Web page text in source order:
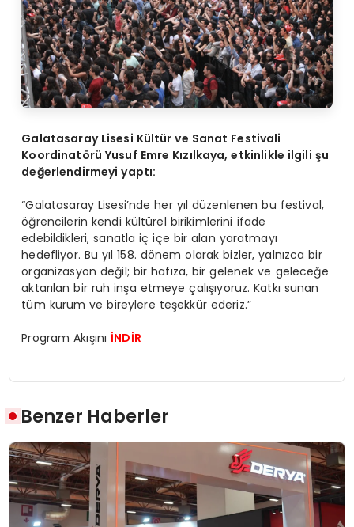
Galatasaray Lisesi Kültür ve Sanat Festivali
Koordinatörü Yusuf Emre Kızılkaya, etkinlikle ilgili şu
değerlendirmeyi yaptı:
“Galatasaray Lisesi’nde her yıl düzenlenen bu festival,
öğrencilerin kendi kültürel birikimlerini ifade
edebildikleri, sanatla iç içe bir alan yaratmayı
hedefliyor. Bu yıl 158. dönem olarak bizler, yalnızca bir
organizasyon değil; bir hafıza, bir gelenek ve geleceğe
aktarılan bir ruh inşa etmeye çalışıyoruz. Katkı sunan
tüm kurum ve bireylere teşekkür ederiz.”
Program Akışını İNDİR
Benzer Haberler